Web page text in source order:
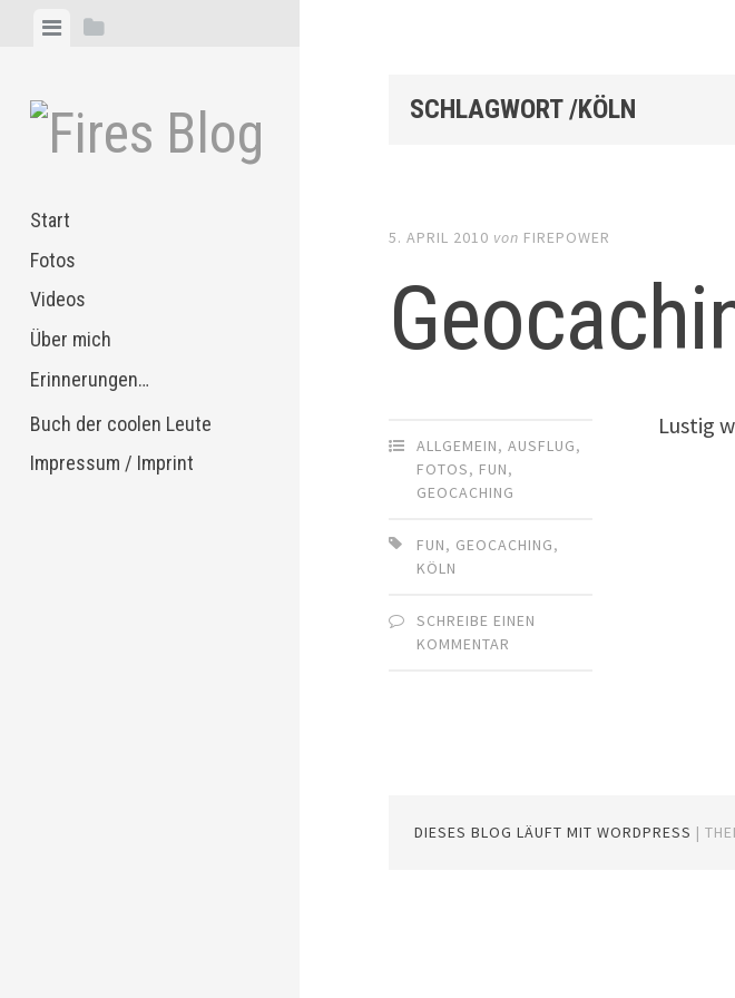
MenüSeitenleiste
Start
Fotos
Videos
Über mich
Erinnerungen…
Buch der coolen Leute
Impressum / Imprint
SCHLAGWORT /KÖLN
5. APRIL 2010 von FIREPOWER
ALLGEMEIN,AUSFLUG,
FOTOS, FUN,
GEOCACHING
FUN, GEOCACHING,
KÖLN
SCHREIBE EINEN
KOMMENTAR
Lustig
DIESES BLOG LÄUFT MIT WORDPRESS |